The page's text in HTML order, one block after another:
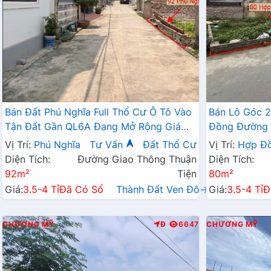
Bán Đất Phú Nghĩa Full Thổ Cư Ô Tô Vào
Tận Đất Gần QL6A Đang Mở Rộng Giá
Chỉ Vài Tỷ
Vị Trí: Phú Nghĩa Tư Vấn
Đất Thổ Cư
Diện Tích:
92m²
Đường Giao Thông Thuận
Tiện
Giá:3.5-4 TỉĐã Có Sổ Thành Đất Ven Đô→
Bán Lô Góc
Đồng Đường
Hành Chính
Vị Trí: Hợp
Diện Tích:
80m²
Giá:3.5-4 Tỉ
CHƯƠNG MỸ Đ 6647 CHƯƠNG MỸ